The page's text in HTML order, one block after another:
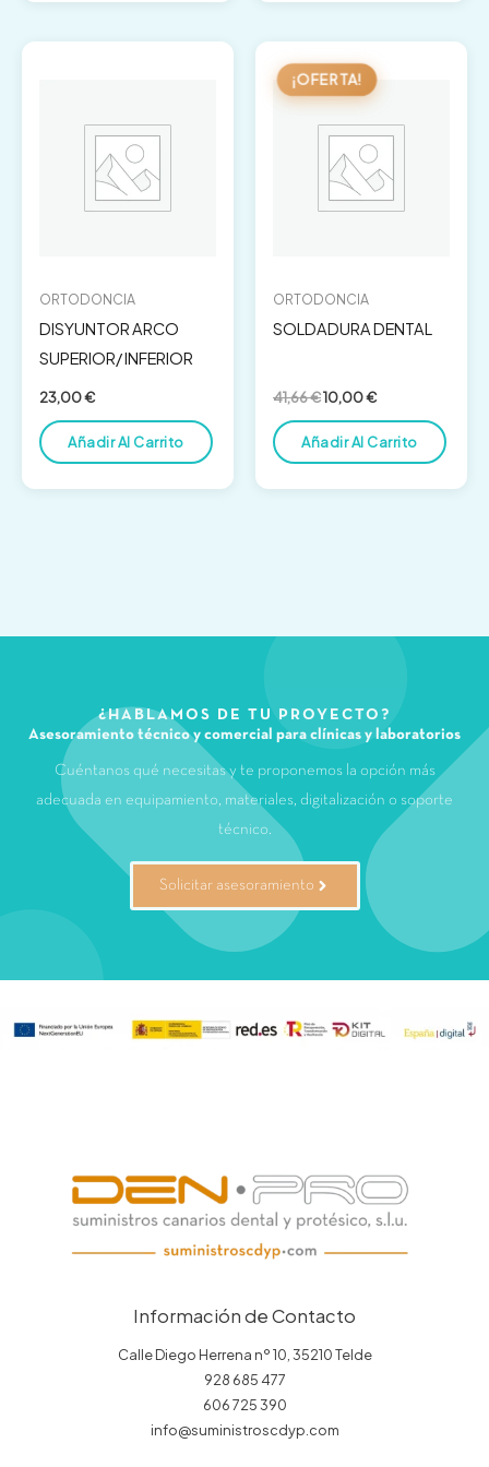
ORTODONCIA
DISYUNTOR ARCO
SUPERIOR/ INFERIOR
23,00€
Añadir Al Carrito
¡OFERTA!
ORTODONCIA
SOLDADURA DENTAL
41,66€
precio
original
era:
41,66 €.
10,00€
precio
actual
10,00 €.
Añadir Al Carrito
¿HABLAMOS DE TU PROYECTO?
Asesoramiento técnico y comercial para clínicas y laboratorios
Cuéntanos qué necesitas y te proponemos la opción más
adecuada en equipamiento, materiales, digitalización o soporte
técnico.
Solicitar asesoramiento
Información de Contacto
Calle Diego Herrena nº 10, 35210 Telde
928 685 477
606 725 390
info@suministroscdyp.com